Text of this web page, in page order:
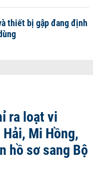
thiết bị gập đang định
ra loạt vi
Mi Hồng,
hồ sơ sang Bộ